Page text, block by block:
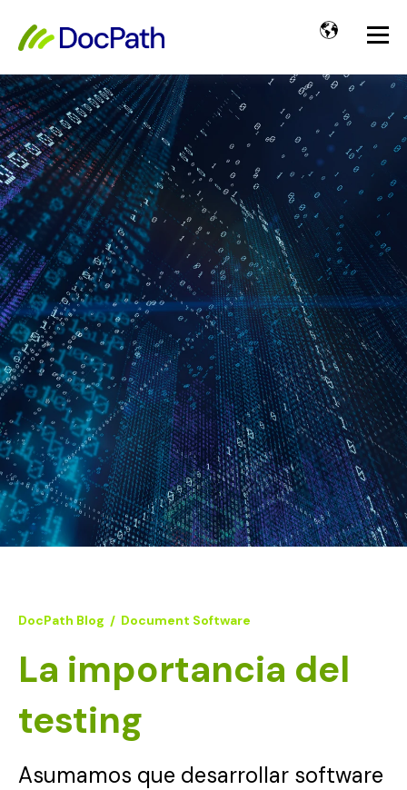
DocPath Blog / Document Software
La importancia del
testing
Asumamos que desarrollar software